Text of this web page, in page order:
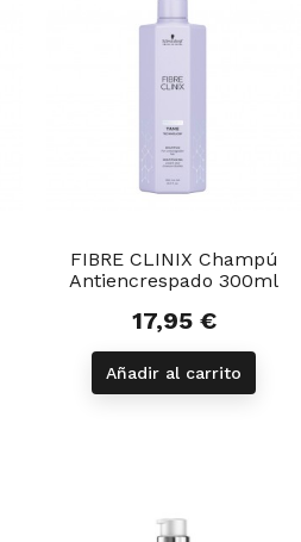
FIBRE CLINIX Champú
Antiencrespado 300ml
Precio
17,95 €
Añadir al carrito